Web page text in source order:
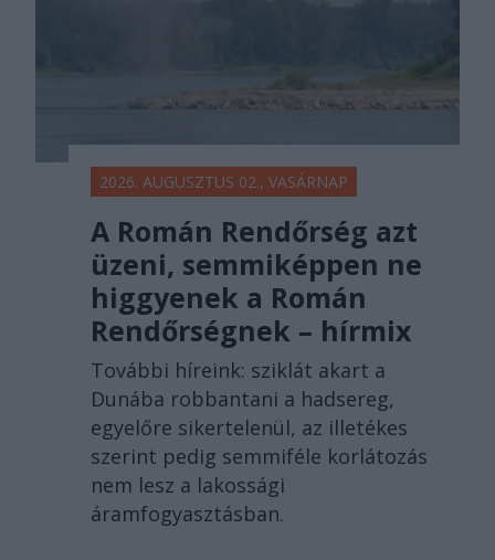
2026. AUGUSZTUS 02., VASÁRNAP
A Román Rendőrség azt
üzeni, semmiképpen ne
higgyenek a Román
Rendőrségnek – hírmix
További híreink: sziklát akart a
Dunába robbantani a hadsereg,
egyelőre sikertelenül, az illetékes
szerint pedig semmiféle korlátozás
nem lesz a lakossági
áramfogyasztásban.